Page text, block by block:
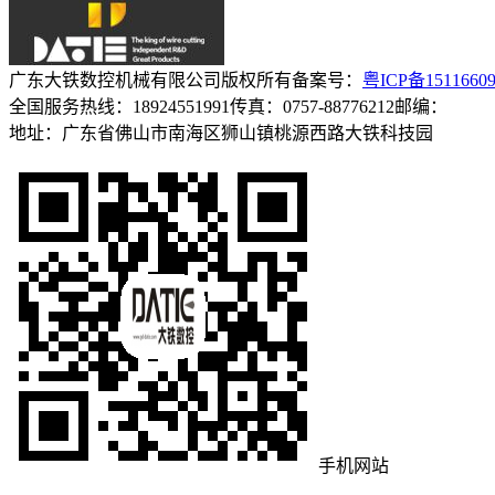
广东大铁数控机械有限公司 版权所有备案号： 粤ICP备
全国服务热线：18924551991传真：0757-88776212邮编：
地址：广东省佛山市南海区狮山镇桃源西路大铁科技园
手机网站